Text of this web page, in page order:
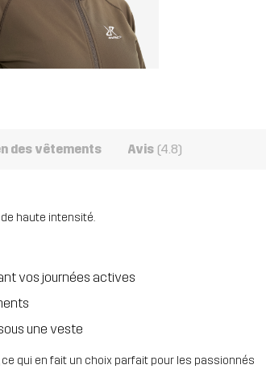
des vêtements Avis (4.8)
haute intensité.
vos journées actives
une veste
qui en fait un choix parfait pour les passionnés